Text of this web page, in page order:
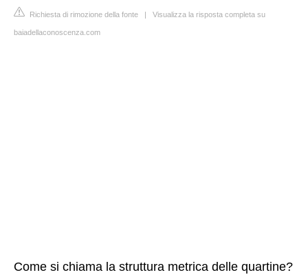
Richiesta di rimozione della fonte | Visualizza la risposta completa su
baiadellaconoscenza.com
Come si chiama la struttura metrica delle quartine?